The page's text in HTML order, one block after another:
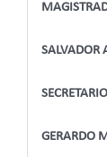
SALVADOR
GERARDO